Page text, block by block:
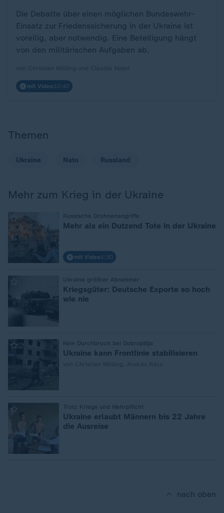
Die Debatte über einen möglichen Bundeswehr-
Einsatz zur Friedenssicherung in der Ukraine ist
voreilig, aber notwendig. Eine Beteiligung hängt
von den militärischen Aufgaben ab.
mit Video 10:40
Themen
Ukraine Nato Russland
Mehr zum Krieg in der Ukraine
Russische Drohnenangriffe
Mehr als ein Dutzend Tote in der Ukraine
mit Video 1:30
Ukraine größter Abnehmer
Kriegsgüter: Deutsche Exporte so hoch
wie nie
Kein Durchbruch bei Dobropillja
Ukraine kann Frontlinie stabilisieren
Trotz Kriegs und Wehrpflicht
Ukraine erlaubt Männern bis 22 Jahre
die Ausreise
nach oben